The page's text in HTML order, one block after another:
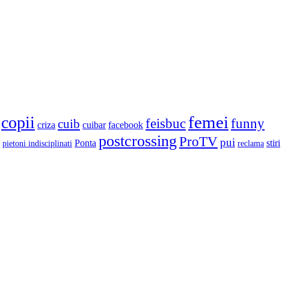
copii criza cuib cuibar facebook feisbuc femei funny
pietoni indisciplinati Ponta postcrossing ProTVpui reclama stiri